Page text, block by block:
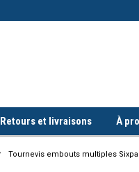
Commande
Retours et livraisons À
Tournevis embouts multiples